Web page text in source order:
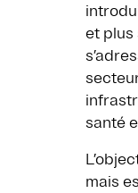
et plus
santé
mais